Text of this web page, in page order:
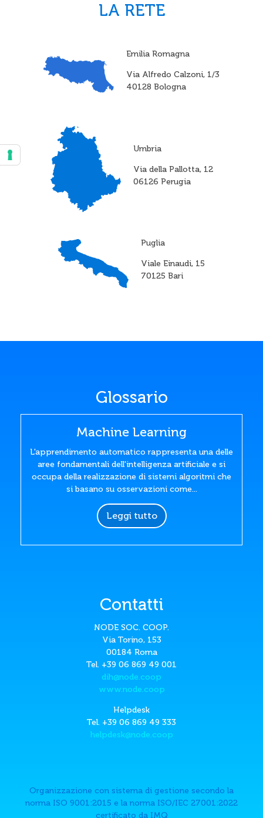
LA RETE
Emilia Romagna
Via Alfredo Calzoni, 1/3
40128 Bologna
Umbria
Via della Pallotta, 12
06126 Perugia
Puglia
Viale Einaudi, 15
70125 Bari
Glossario
Machine Learning
L'apprendimento automatico rappresenta una delle
aree fondamentali dell'intelligenza artificiale e si
occupa della realizzazione di sistemi algoritmi che
si basano su osservazioni come...
Leggi tutto
Contatti
NODE SOC. COOP.
Via Torino, 153
00184 Roma
Tel. +39 06 869 49 001
dih@node.coop
www.node.coop
Helpdesk
Tel. +39 06 869 49 333
helpdesk@node.coop
Organizzazione con sistema di gestione secondo la
norma ISO 9001:2015 e la norma ISO/IEC 27001:2022
certificato da IMQ